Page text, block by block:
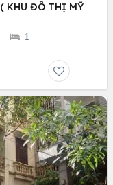
KHU ĐÔ THỊ MỸ
· 1